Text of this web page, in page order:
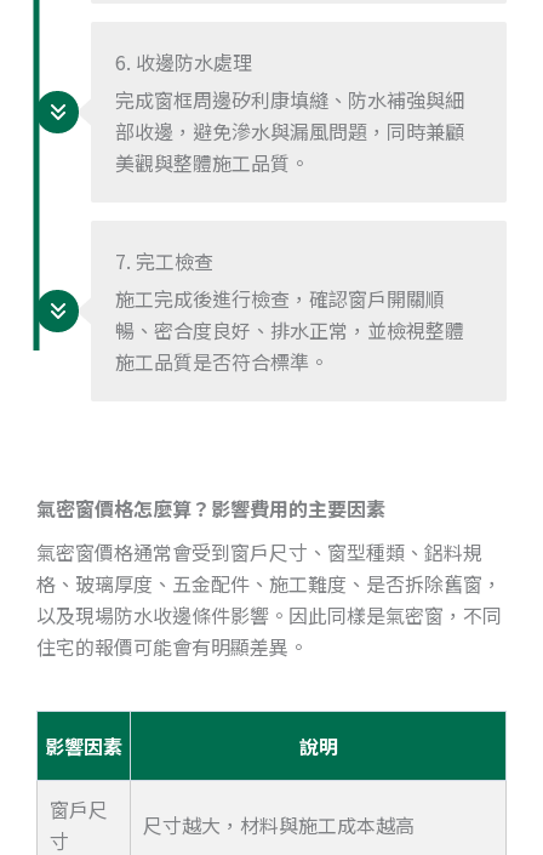
6. 收邊防水處理
完成窗框周邊矽利康填縫、防水補強與細
部收邊，避免滲水與漏風問題，同時兼顧
美觀與整體施工品質。
7. 完工檢查
施工完成後進行檢查，確認窗戶開關順
暢、密合度良好、排水正常，並檢視整體
施工品質是否符合標準。
氣密窗價格怎麼算？影響費用的主要因素
氣密窗價格通常會受到窗戶尺寸、窗型種類、鋁料規
格、玻璃厚度、五金配件、施工難度、是否拆除舊窗，
以及現場防水收邊條件影響。因此同樣是氣密窗，不同
住宅的報價可能會有明顯差異。
影響因素 說明
窗戶尺
寸
尺寸越大，材料與施工成本越高